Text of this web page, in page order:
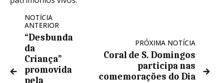
NOTÍCIA
ANTERIOR
“Desbunda
da
Criança”
promovida
pela
PRÓXIMA NOTÍCIA
Coral de S. Domingos
participa nas
comemorações do Dia